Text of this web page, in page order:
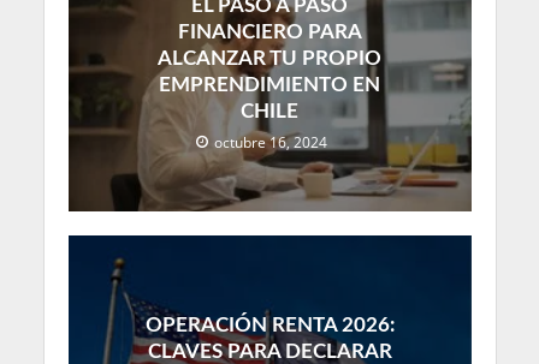
EL PASO A PASO
FINANCIERO PARA
ALCANZAR TU PROPIO
EMPRENDIMIENTO EN
CHILE
octubre 16, 2024
OPERACIÓN RENTA 2026:
CLAVES PARA DECLARAR